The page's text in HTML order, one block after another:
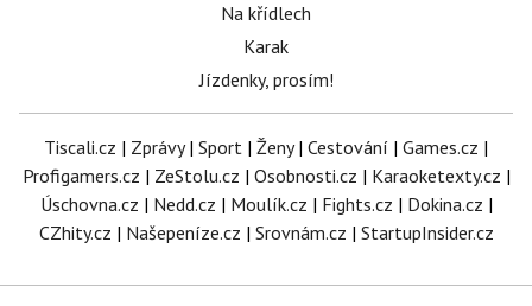
Na křídlech
Karak
Jízdenky, prosím!
Tiscali.cz | Zprávy| Sport | Ženy| Cestování | Games.cz |
Profigamers.cz | ZeStolu.cz | Osobnosti.cz | Karaoketexty.cz |
Úschovna.cz | Nedd.cz | Moulík.cz | Fights.cz | Dokina.cz |
CZhity.cz | Našepeníze.cz | Srovnám.cz | StartupInsider.cz